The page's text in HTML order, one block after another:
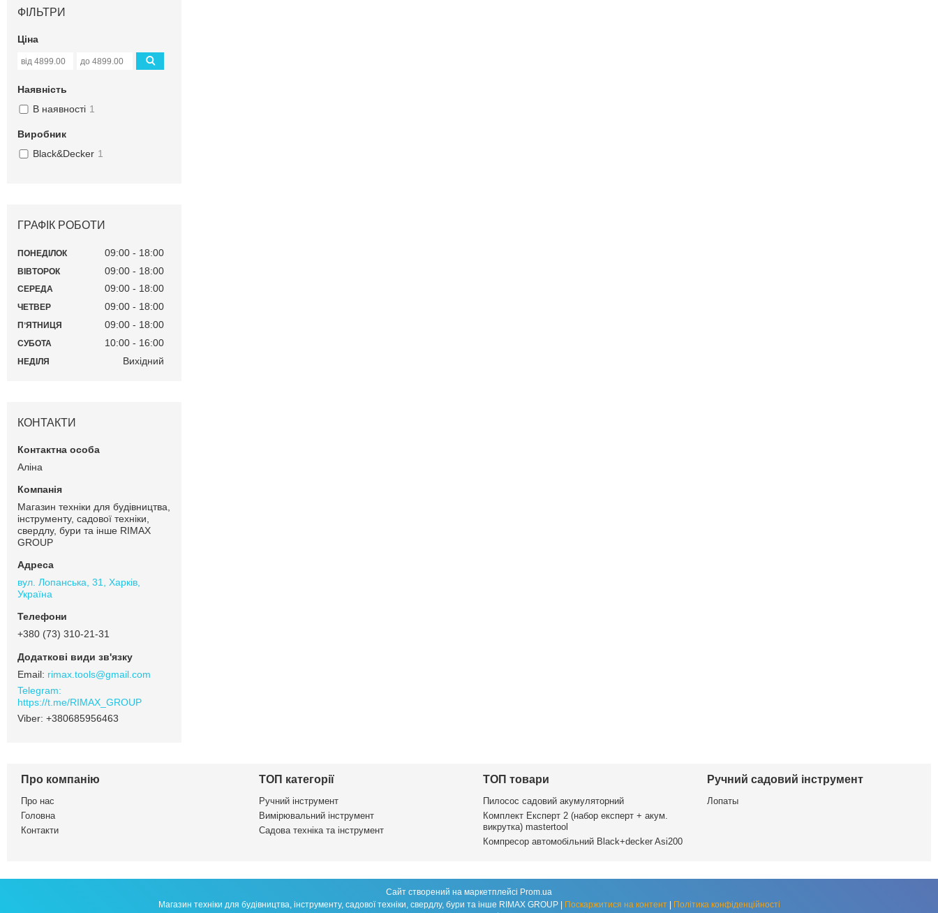
ФІЛЬТРИ
Ціна
Наявність
В наявності 1
Виробник
Black&Decker 1
ГРАФІК РОБОТИ
ПОНЕДІЛОК 09:00 18:00
ВІВТОРОК 09:00 18:00
СЕРЕДА 09:00 18:00
ЧЕТВЕР 09:00 18:00
ПʼЯТНИЦЯ 09:00 18:00
СУБОТА 10:00 16:00
НЕДІЛЯ Вихідний
КОНТАКТИ
Аліна
Магазин техніки для будівництва,
інструменту, садової техніки,
свердлу, бури та інше RIMAX
GROUP
вул. Лопанська, 31, Харків,
Україна
+380 (73) 310-21-31
rimax.tools@gmail.com
https://t.me/RIMAX_GROUP
+380685956463
Про компанію
Про нас
Головна
Контакти
ТОП категорії
Ручний інструмент
Вимірювальний інструмент
Садова техніка та інструмент
ТОП товари
Пилосос садовий акумуляторний
Комплект Експерт 2 (набор експерт + акум.
викрутка) mastertool
Компресор автомобільний Black+decker Asi200
Ручний садовий інструмент
Лопаты
Сайт створений на маркетплейсі Prom.ua
Магазин техніки для будівництва, інструменту, садової техніки, свердлу, бури та інше RIMAX GROUP | Поскаржитися на контент | Політика конфіденційності